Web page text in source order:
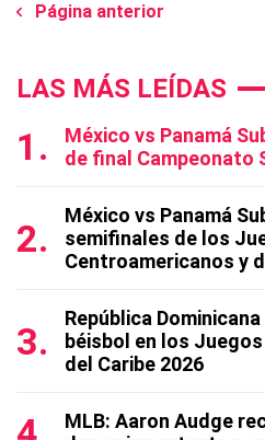
Página anterior
LAS MÁS LEÍDAS
México vs Panamá
de final Campeonato
México vs Panamá
semifinales de los
Centroamericanos y
República
béisbol en los
del Caribe 2026
MLB: Aaron Audge